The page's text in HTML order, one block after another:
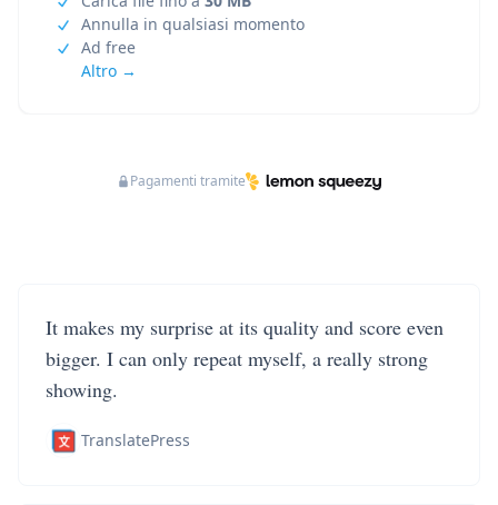
Annulla in qualsiasi momento
Ad free
Altro →
Pagamenti tramite
It makes my surprise at its quality and score even
bigger. I can only repeat myself, a really strong
showing.
TranslatePress